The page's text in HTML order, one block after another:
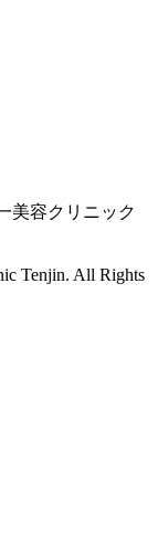
美容クリニック
Tenjin. All Rights